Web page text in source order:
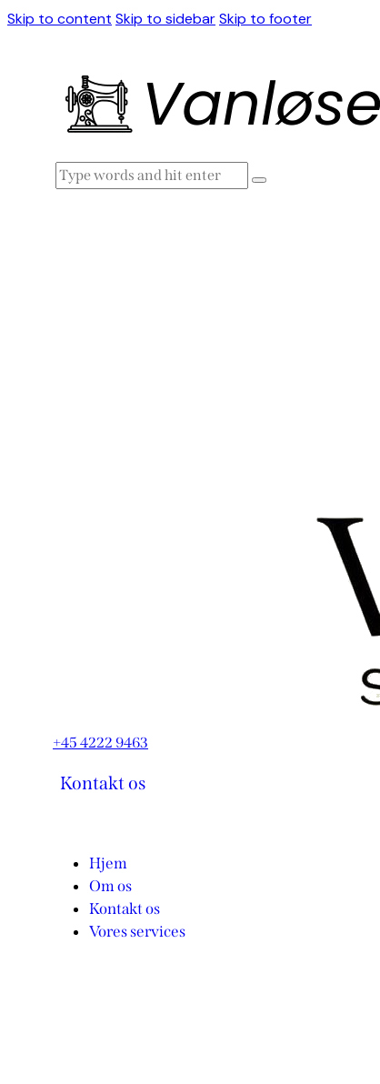
Skip to content Skip to sidebarSkip to footer
+45 4222 9463
Kontakt os
Hjem
Om os
Kontakt os
Vores services